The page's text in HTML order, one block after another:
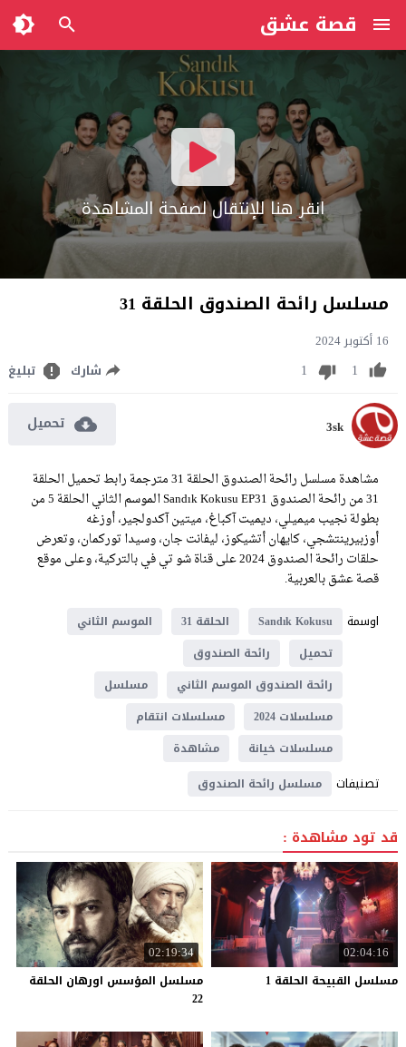
قصة عشق
انقر هنا للإنتقال لصفحة المشاهدة
مسلسل رائحة الصندوق الحلقة 31
16 أكتوبر 2024
1
1 شارك تبليغ
3sk تحميل
مشاهدة مسلسل رائحة الصندوق الحلقة 31 مترجمة رابط تحميل الحلقة
31 من رائحة الصندوق Sandık Kokusu EP31 الموسم الثاني الحلقة 5 من
بطولة نجيب ميميلي، ديميت آكباغ، ميتين آكدولجير، أوزغه
أوزبيرينتشجي، كايهان أتشيكوز، ليفانت جان، وسيدا توركمان، وتعرض
حلقات رائحة الصندوق 2024 على قناة شو تي في بالتركية، وعلى موقع
قصة عشق بالعربية.
اوسمة
Sandık Kokusu الحلقة 31
الموسم الثاني
تحميل
رائحة الصندوق
رائحة الصندوق الموسم الثاني
مسلسل
مسلسلات 2024
مسلسلات انتقام
مسلسلات خيانة
مشاهدة
تصنيفات مسلسل رائحة الصندوق
قد تود مشاهدة :
02:04:16
مسلسل القبيحة الحلقة 1
02:19:34
مسلسل المؤسس اورهان الحلقة
22